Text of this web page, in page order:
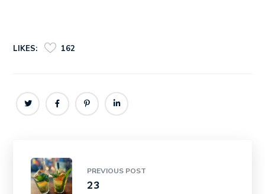
LIKES: 162
PREVIOUS POST
23